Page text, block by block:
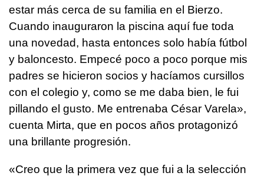
estar más cerca de su familia en el Bierzo.
Cuando inauguraron la piscina aquí fue toda
una novedad, hasta entonces solo había fútbol
y baloncesto. Empecé poco a poco porque mis
padres se hicieron socios y hacíamos cursillos
con el colegio y, como se me daba bien, le fui
pillando el gusto. Me entrenaba César Varela»,
cuenta Mirta, que en pocos años protagonizó
una brillante progresión.
«Creo que la primera vez que fui a la selección